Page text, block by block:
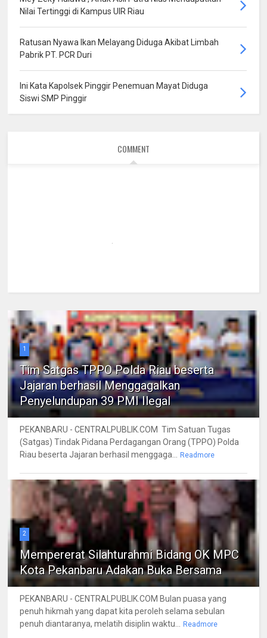
Nilai Tertinggi di Kampus UIR Riau
Ratusan Nyawa Ikan Melayang Diduga Akibat Limbah
Pabrik PT. PCR Duri
Ini Kata Kapolsek Pinggir Penemuan Mayat Diduga
Siswi SMP Pinggir
COMMENT
1
Tim Satgas TPPO Polda Riau beserta
Jajaran berhasil Menggagalkan
Penyelundupan 39 PMI Ilegal
PEKANBARU - CENTRALPUBLIK.COM Tim Satuan Tugas
(Satgas) Tindak Pidana Perdagangan Orang (TPPO) Polda
Riau beserta Jajaran berhasil menggaga...
Readmore
2
Mempererat Silahturahmi Bidang OK MPC
Kota Pekanbaru Adakan Buka Bersama
PEKANBARU - CENTRALPUBLIK.COM Bulan puasa yang
penuh hikmah yang dapat kita peroleh selama sebulan
penuh diantaranya, melatih disiplin waktu...
Readmore